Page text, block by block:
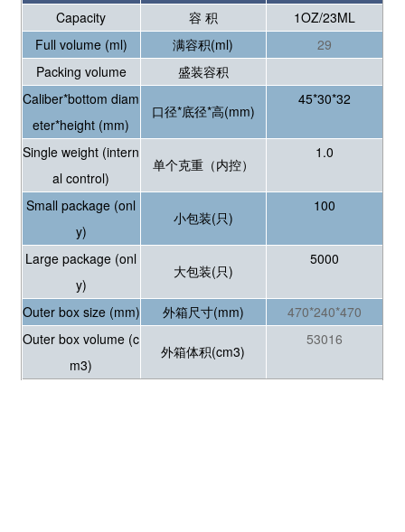
Capacity 容 积
1OZ/23ML
Full volume (ml)
满容积(ml)
29
Packing volume
盛装容积
Caliber*bottom diam
eter*height (mm)
口径*底径*高(mm)
45*30*32
Single weight (intern
al control)
单个克重（内控）
1.0
Small package (onl
y)
小包装(只)
100
Large package (onl
y)
大包装(只)
5000
Outer box size (mm) 外箱尺寸(mm)
470*240*470
Outer box volume (c
m3)
外箱体积(cm3)
53016